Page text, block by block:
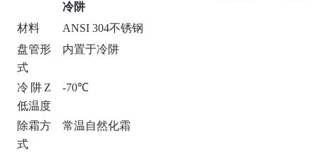
冷阱
材料
ANSI 304不锈钢
盘管形
式
内置于冷阱
冷阱Z
低温度
-70℃
除霜方
式
常温自然化霜